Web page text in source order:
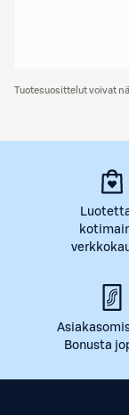
Tuotesuosittelut voivat
Bonusta